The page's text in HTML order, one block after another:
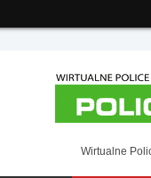
Wirtualne